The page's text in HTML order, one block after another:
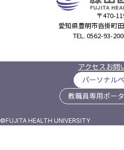
〒470-
愛知県豊明市沓掛町
TEL. 0562-93-
アクセス お問
パーソナル
教職員専用ポー
©FUJITA HEALTH UNIVERSITY